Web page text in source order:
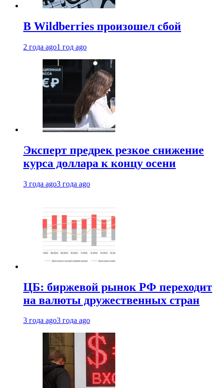
В Wildberries произошел сбой
2 года ago1 год ago
Эксперт предрек резкое снижение
курса доллара к концу осени
3 года ago3 года ago
ЦБ: биржевой рынок РФ переходит
на валюты дружественных стран
3 года ago3 года ago